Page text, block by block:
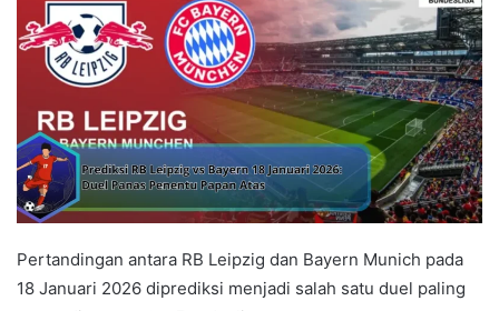
Pertandingan antara RB Leipzig dan Bayern Munich pada
18 Januari 2026 diprediksi menjadi salah satu duel paling